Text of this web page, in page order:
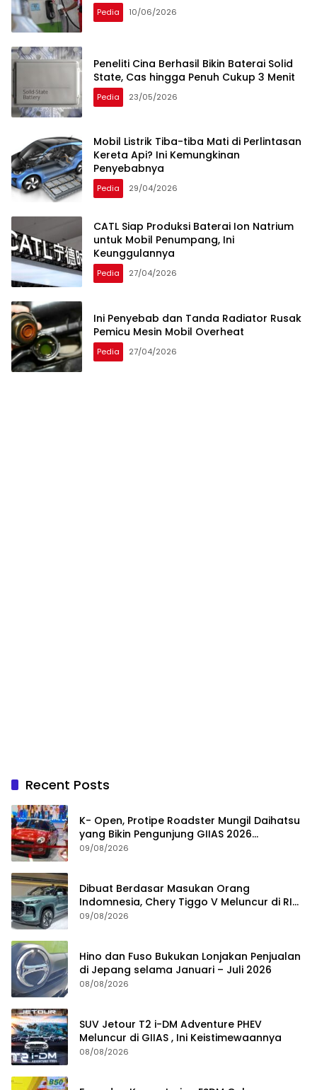
Pedia 10/06/2026
Peneliti Cina Berhasil Bikin Baterai Solid
State, Cas hingga Penuh Cukup 3 Menit
Pedia 23/05/2026
Mobil Listrik Tiba-tiba Mati di Perlintasan
Kereta Api? Ini Kemungkinan
Penyebabnya
Pedia 29/04/2026
CATL Siap Produksi Baterai Ion Natrium
untuk Mobil Penumpang, Ini
Keunggulannya
Pedia 27/04/2026
Ini Penyebab dan Tanda Radiator Rusak
Pemicu Mesin Mobil Overheat
Pedia 27/04/2026
Recent Posts
K- Open, Protipe Roadster Mungil Daihatsu
yang Bikin Pengunjung GIIAS 2026
Penasaran
09/08/2026
Dibuat Berdasar Masukan Orang
Indomnesia, Chery Tiggo V Meluncur di RI
Kuartal IV Tahun Ini
09/08/2026
Hino dan Fuso Bukukan Lonjakan Penjualan
di Jepang selama Januari – Juli 2026
08/08/2026
SUV Jetour T2 i-DM Adventure PHEV
Meluncur di GIIAS , Ini Keistimewaannya
08/08/2026